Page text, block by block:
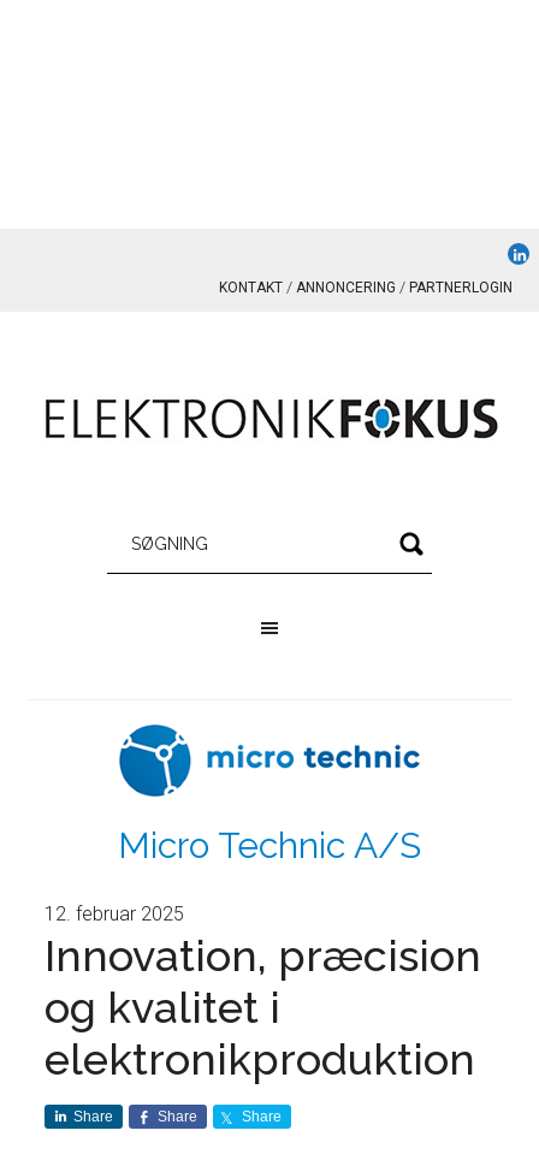
KONTAKT ANNONCERING PARTNERLOGIN
Micro Technic A/S
12. februar 2025
Innovation, præcision
og kvalitet i
elektronikproduktion
Share Share Share